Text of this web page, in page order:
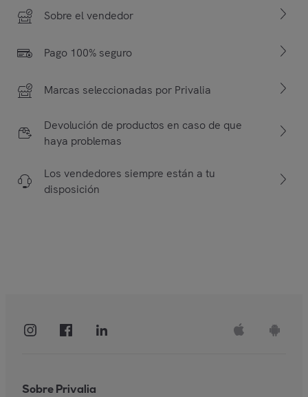
Sobre el vendedor
Pago 100% seguro
Marcas seleccionadas por Privalia
Devolución de productos en caso de que
haya problemas
Los vendedores siempre están a tu
disposición
Sobre Privalia